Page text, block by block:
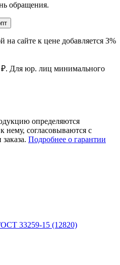
обращения.
на сайте к цене добавляется 3%
Для юр. лиц минимального
определяются
нему, согласовываются с
Подробнее о гарантии
33259-15 (12820)